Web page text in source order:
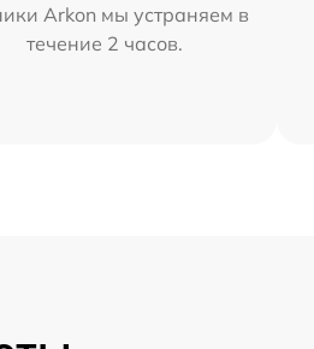
Arkon мы устраняем в
течение 2 часов.